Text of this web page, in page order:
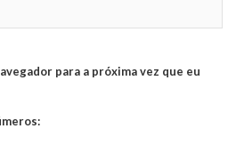
para a próxima vez que eu